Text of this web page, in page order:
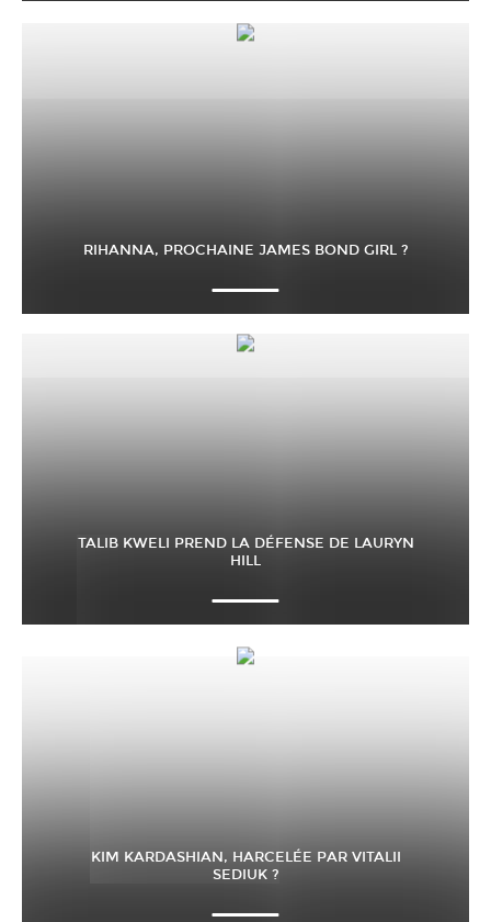
RIHANNA, PROCHAINE JAMES BOND GIRL ?
TALIB KWELI PREND LA DÉFENSE DE LAURYN
HILL
KIM KARDASHIAN, HARCELÉE PAR VITALII
SEDIUK ?